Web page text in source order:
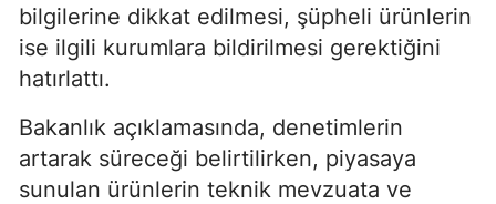
bilgilerine dikkat edilmesi, şüpheli ürünlerin
ise ilgili kurumlara bildirilmesi gerektiğini
hatırlattı.
Bakanlık açıklamasında, denetimlerin
artarak süreceği belirtilirken, piyasaya
sunulan ürünlerin teknik mevzuata ve